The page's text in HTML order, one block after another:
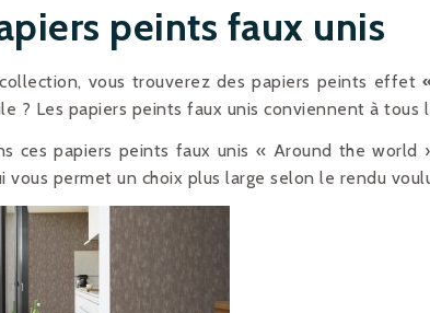
peints faux unis
vous trouverez des papiers peints effet
? Les papiers peints faux unis conviennent à tous
ces papiers peints faux unis « Around the world
vous permet un choix plus large selon le rendu